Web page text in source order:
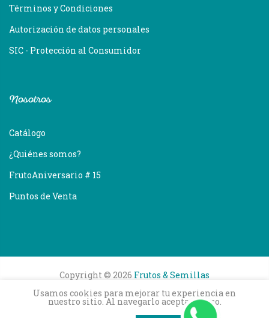
Términos y Condiciones
Autorización de datos personales
SIC - Protección al Consumidor
Nosotros
Catálogo
¿Quiénes somos?
FrutoAniversario # 15
Puntos de Venta
Copyright © 2026 Frutos & Semillas
Usamos cookies para mejorar tu experiencia en
nuestro sitio. Al navegarlo aceptas su uso.